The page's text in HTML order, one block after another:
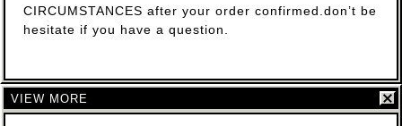
CIRCUMSTANCES after your order confirmed.don’t be
hesitate if you have a question.
VIEW MORE